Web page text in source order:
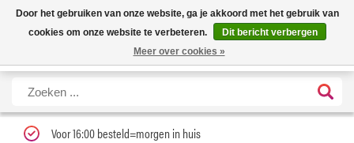
Nieuwe levertijd: 1 tot 3 werkdagen | Nu 25% korting op gehele assortiment
Carfume met kortingscode ''verfrissend''
X
Voor 16:00 besteld=morgen in huis
Door het gebruiken van onze website, ga je akkoord met het gebruik van
cookies om onze website te verbeteren.
Dit bericht verbergen
Meer over cookies »